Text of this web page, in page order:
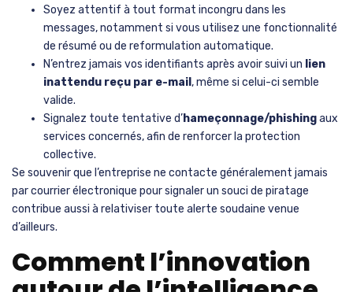
Soyez attentif à tout format incongru dans les
messages, notamment si vous utilisez une fonctionnalité
de résumé ou de reformulation automatique.
N’entrez jamais vos identifiants après avoir suivi un lien
inattendu reçu par e-mail , même si celui-ci semble
valide.
Signalez toute tentative d’hameçonnage/phishingaux
services concernés, afin de renforcer la protection
collective.
Se souvenir que l’entreprise ne contacte généralement jamais
par courrier électronique pour signaler un souci de piratage
contribue aussi à relativiser toute alerte soudaine venue
d’ailleurs.
Comment l’innovation